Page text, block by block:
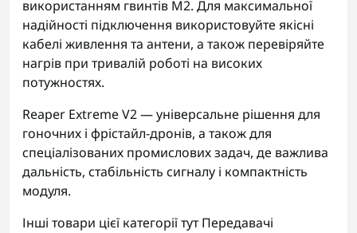
використанням гвинтів M2. Для максимальної
надійності підключення використовуйте якісні
кабелі живлення та антени, а також перевіряйте
нагрів при тривалій роботі на високих
потужностях.
Reaper Extreme V2 — універсальне рішення для
гоночних і фрістайл-дронів, а також для
спеціалізованих промислових задач, де важлива
дальність, стабільність сигналу і компактність
модуля.
Інші товари цієї категорії тутПередавачі